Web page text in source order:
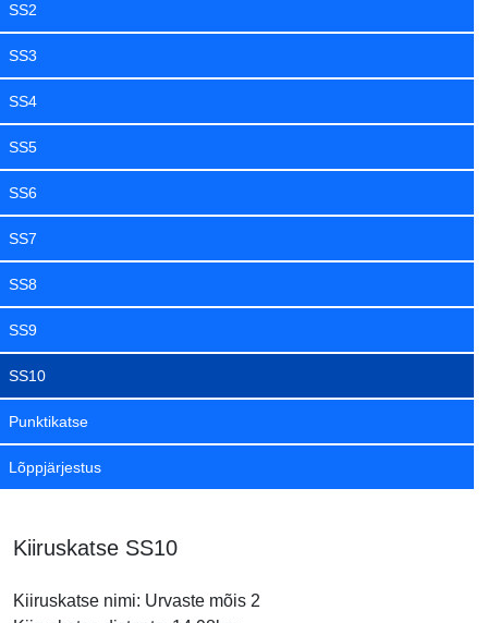
SS2
SS3
SS4
SS5
SS6
SS7
SS8
SS9
SS10
Punktikatse
Lõppjärjestus
Kiiruskatse SS10
Kiiruskatse nimi: Urvaste mõis 2